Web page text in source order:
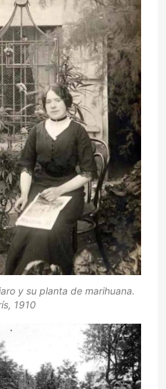
y su planta de marihuana.
1910